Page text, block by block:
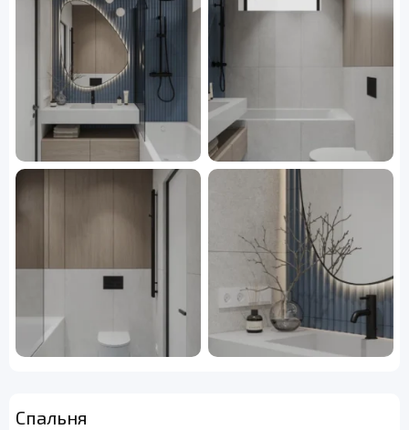
Спальня